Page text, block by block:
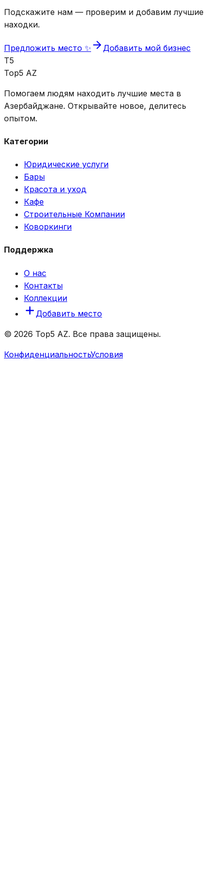
Подскажите нам — проверим и добавим лучшие
находки.
Предложить место ✨
Добавить мой бизнес
T5
Top5 AZ
Помогаем людям находить лучшие места в
Азербайджане. Открывайте новое, делитесь
опытом.
Категории
Юридические услуги
Бары
Красота и уход
Кафе
Строительные Компании
Коворкинги
Поддержка
О нас
Контакты
Коллекции
Добавить место
© 2026 Top5 AZ. Все права защищены.
КонфиденциальностьУсловия